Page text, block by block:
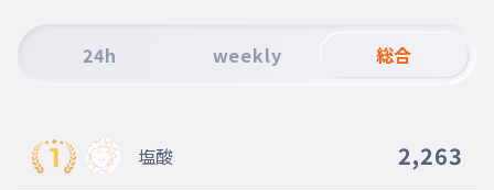
009
！
これからもよろしくおねがいします
！
24h weekly 総合
塩酸 2,263